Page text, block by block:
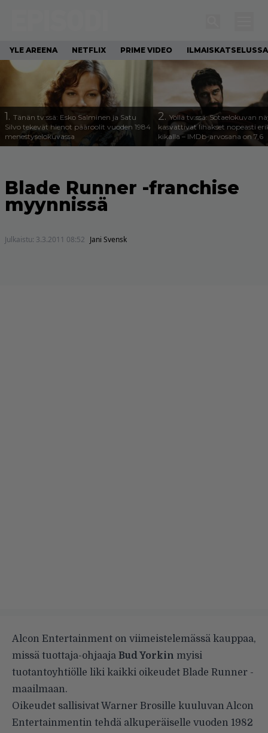
YLE AREENA NETFLIX PRIME VIDEO ILMAISKATSELUSSA
1. Tänän tv:ssä: Esko Salminen ja Satu
Silvo tekevät hienot pääroolit vuoden 1984
menestyselokuvassa
2. Yöllä tv:ssä: Sotaelokuvan
kasvattivat lihakset nopeasti
kikalla – IMDb-arvosana on 7,6
Blade Runner -franchise
myynnissä
Julkaistu: 3.3.2011 08:52 Jani Svensk
Alcon Entertainment on viimeistelemässä kauppaa,
missä tuottaja-ohjaaja Bud Yorkin myisi
tuotantoyhtiölle liki kaikki oikeudet Blade Runner -
maailmaan.
Oikeudet sallisivat Warner Brosille kuuluvan Alcon
Entertainmentin tehdä alkuperäiselle vuoden 1982